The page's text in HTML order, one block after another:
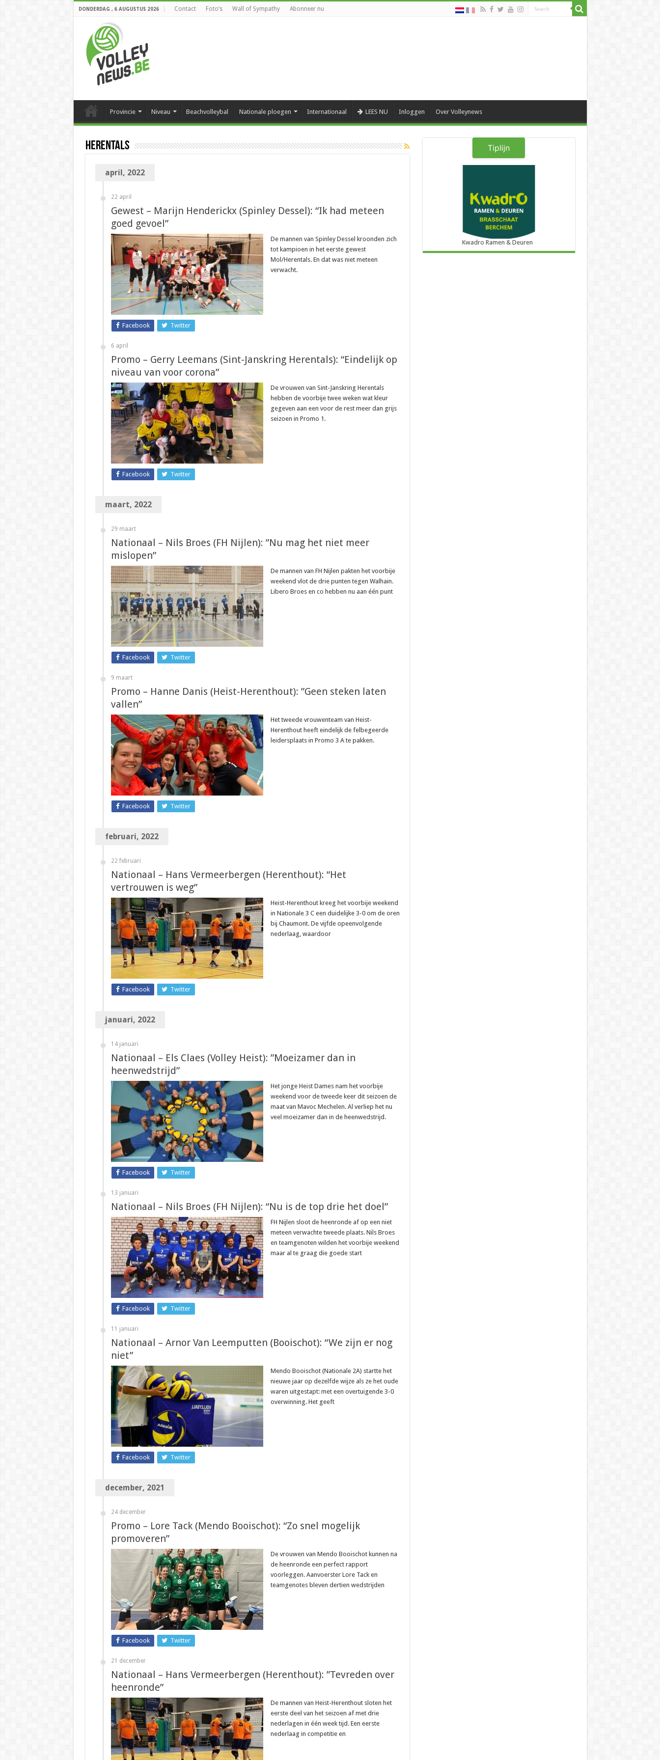
DONDERDAG , 6 AUGUSTUS 2026 Contact Foto’s Wall of Sympathy Abonneer nu
Provincie Niveau Beachvolleybal Nationale ploegen Internationaal LEES NU Inloggen Over Volleynews
Herentals
april, 2022
22 april
Gewest – Marijn Henderickx (Spinley Dessel): “Ik had meteen
goed gevoel”
De mannen van Spinley Dessel kroonden zich
tot kampioen in het eerste gewest
Mol/Herentals. En dat was niet meteen
verwacht.
Facebook Twitter
6 april
Promo – Gerry Leemans (Sint-Janskring Herentals): “Eindelijk op
niveau van voor corona”
De vrouwen van Sint-Janskring Herentals
hebben de voorbije twee weken wat kleur
gegeven aan een voor de rest meer dan grijs
seizoen in Promo 1.
Facebook Twitter
maart, 2022
29 maart
Nationaal – Nils Broes (FH Nijlen): ”Nu mag het niet meer
mislopen”
De mannen van FH Nijlen pakten het voorbije
weekend vlot de drie punten tegen Walhain.
Libero Broes en co hebben nu aan één punt
Facebook Twitter
9 maart
Promo – Hanne Danis (Heist-Herenthout): ”Geen steken laten
vallen”
Het tweede vrouwenteam van Heist-
Herenthout heeft eindelijk de felbegeerde
leidersplaats in Promo 3 A te pakken.
Facebook Twitter
februari, 2022
22 februari
Nationaal – Hans Vermeerbergen (Herenthout): “Het
vertrouwen is weg”
Heist-Herenthout kreeg het voorbije weekend
in Nationale 3 C een duidelijke 3-0 om de oren
bij Chaumont. De vijfde opeenvolgende
nederlaag, waardoor
Facebook Twitter
januari, 2022
14 januari
Nationaal – Els Claes (Volley Heist): ”Moeizamer dan in
heenwedstrijd”
Het jonge Heist Dames nam het voorbije
weekend voor de tweede keer dit seizoen de
maat van Mavoc Mechelen. Al verliep het nu
veel moeizamer dan in de heenwedstrijd.
Facebook Twitter
13 januari
Nationaal – Nils Broes (FH Nijlen): “Nu is de top drie het doel”
FH Nijlen sloot de heenronde af op een niet
meteen verwachte tweede plaats. Nils Broes
en teamgenoten wilden het voorbije weekend
maar al te graag die goede start
Facebook Twitter
11 januari
Nationaal – Arnor Van Leemputten (Booischot): “We zijn er nog
niet”
Mendo Booischot (Nationale 2A) startte het
nieuwe jaar op dezelfde wijze als ze het oude
waren uitgestapt: met een overtuigende 3-0
overwinning. Het geeft
Facebook Twitter
december, 2021
24 december
Promo – Lore Tack (Mendo Booischot): “Zo snel mogelijk
promoveren”
De vrouwen van Mendo Booischot kunnen na
de heenronde een perfect rapport
voorleggen. Aanvoerster Lore Tack en
teamgenotes bleven dertien wedstrijden
Facebook Twitter
21 december
Nationaal – Hans Vermeerbergen (Herenthout): ”Tevreden over
heenronde”
De mannen van Heist-Herenthout sloten het
eerste deel van het seizoen af met drie
nederlagen in één week tijd. Een eerste
nederlaag in competitie en
Tiplijn
Kwadro Ramen & Deuren